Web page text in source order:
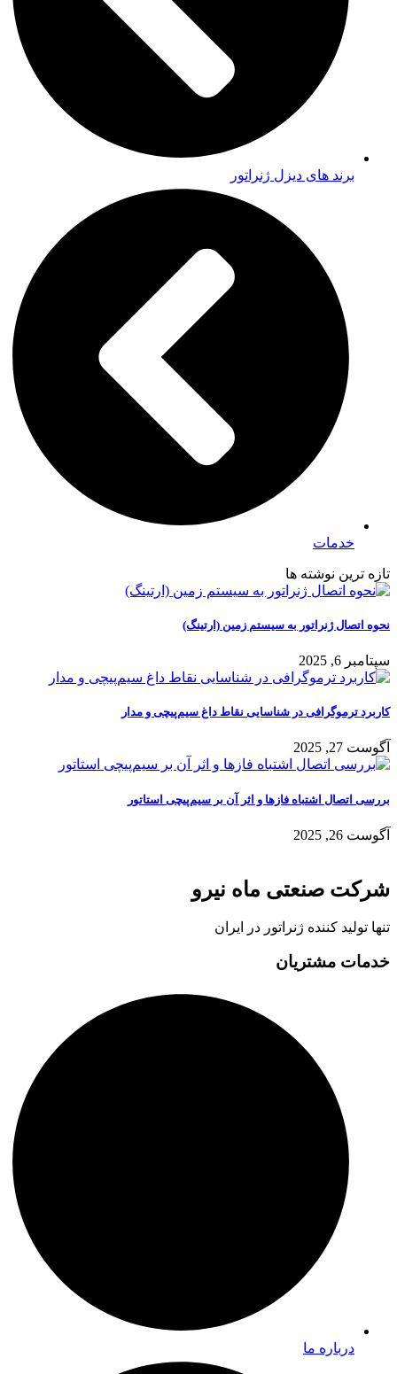
برند های دیزل ژنراتور
خدمات
تازه ترین نوشته ها
نحوه اتصال ژنراتور به سیستم زمین (ارتینگ)
سپتامبر 6, 2025
کاربرد ترموگرافی در شناسایی نقاط داغ سیم‌پیچی و مدار
آگوست 27, 2025
بررسی اتصال اشتباه فازها و اثر آن بر سیم‌پیچی استاتور
آگوست 26, 2025
شرکت صنعتی ماه نیرو
تنها تولید کننده ژنراتور در ایران
خدمات مشتریان
درباره ما